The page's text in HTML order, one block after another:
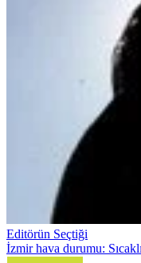
Editörün Seçtiği
İzmir hava durumu: